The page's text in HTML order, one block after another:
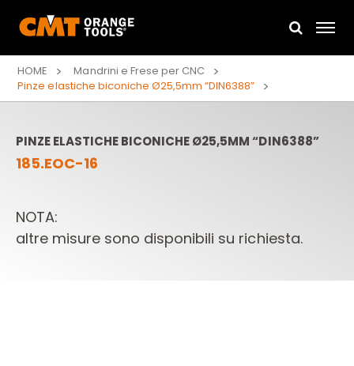
HOME
Mandrini e Frese per CNC
Pinze elastiche biconiche Ø25,5mm “DIN6388”
PINZE ELASTICHE BICONICHE Ø25,5MM “DIN6388”
185.EOC-16
NOTA:
altre misure sono disponibili su richiesta.